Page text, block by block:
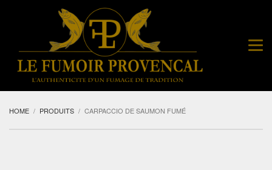
HOME PRODUITS CARPACCIO DE SAUMON FUMÉ